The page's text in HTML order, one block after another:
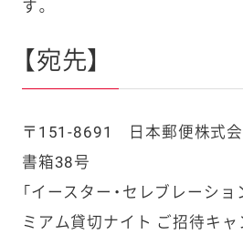
す。
【宛先】
〒151-8691 日本郵便株式会
書箱38号
「イースター・セレブレーシ
ミアム貸切ナイト ご招待キャ